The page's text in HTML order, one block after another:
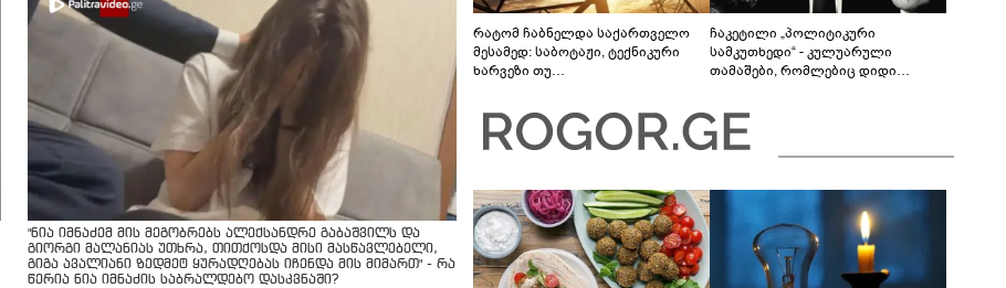
"ნია იმნაძემ მის მეგობრებს ალექსანდრე გაბაშვილს და
გიორგი მალანიას უთხრა, თითქოსდა მისი მასწავლებელი,
გიგა ავალიანი ზედმეტ ყურადღებას იჩენდა მის მიმართ" - რა
წერია ნია იმნაძის საბრალდებო დასკვნაში?
რატომ ჩაბნელდა საქართველო
მესამედ: საბოტაჟი, ტექნიკური
ხარვეზი თუ
ჩაკეტილი „პოლიტიკური
სამკუთხედი“ - კულუარული
თამაშები, რომლებიც დიდი